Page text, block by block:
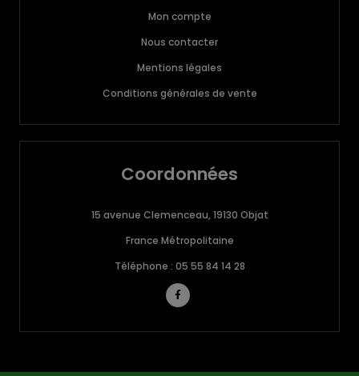
Mon compte
Nous contacter
Mentions légales
Conditions générales de vente
Coordonnées
15 avenue Clemenceau, 19130 Objat
France Métropolitaine
Téléphone : 05 55 84 14 28